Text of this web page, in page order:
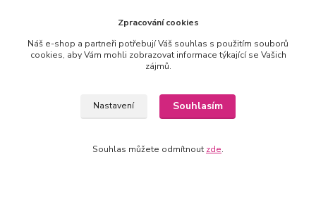
prsa: 50cm, délka: 57cm, délka rukávu od ramene: 60cm
Zboží zařazeno v kategoriích
Zpracování cookies
Náš e-shop a partneři potřebují Váš souhlas s použitím souborů
cookies, aby Vám mohli zobrazovat informace týkající se Vašich
zájmů.
Nastavení Souhlasím
Souhlas můžete odmítnout zde.